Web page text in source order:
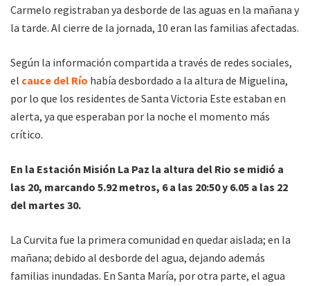
Carmelo registraban ya desborde de las aguas en la mañana y
la tarde. Al cierre de la jornada, 10 eran las familias afectadas.
Según la información compartida a través de redes sociales,
el cauce del Río había desbordado a la altura de Miguelina,
por lo que los residentes de Santa Victoria Este estaban en
alerta, ya que esperaban por la noche el momento más
crítico.
En la Estación Misión La Paz la altura del Rio se midió a
las 20, marcando 5.92 metros, 6 a las 20:50 y 6.05 a las 22
del martes 30.
La Curvita fue la primera comunidad en quedar aislada; en la
mañana; debido al desborde del agua, dejando además
familias inundadas. En Santa María, por otra parte, el agua